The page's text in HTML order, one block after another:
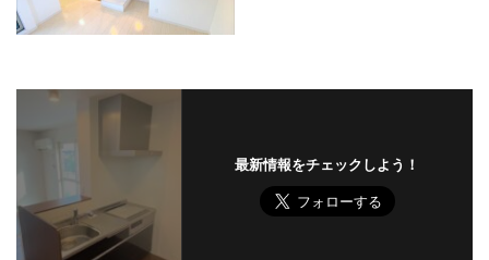
最新情報をチェックしよう！